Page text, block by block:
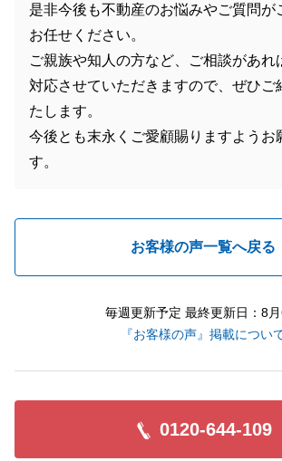
是非今後も不動産のお悩みやご質問が
お任せください。
ご親族や知人の方など、ご相談があれ
対応させていただきますので、ぜひご
たします。
今後とも末永くご愛顧賜りますようお
す。
お客様の声一覧へ戻る
毎週更新予定 最終更新日：8
『お客様の声』掲載につい
0120-644-109